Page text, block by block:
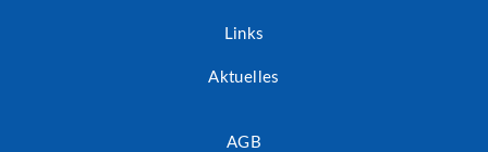
Links
Aktuelles
AGB